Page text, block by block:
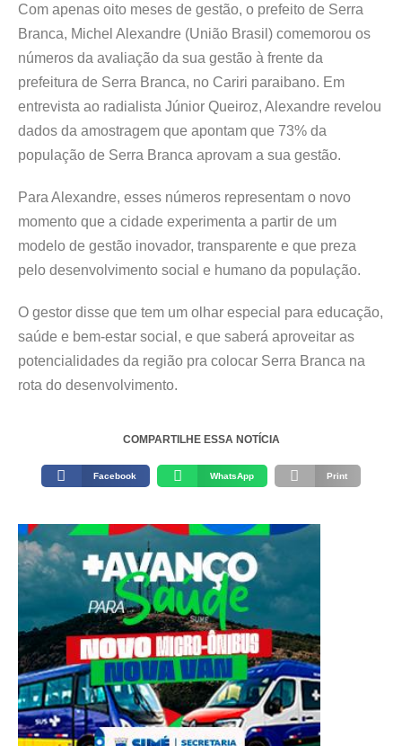
Com apenas oito meses de gestão, o prefeito de Serra
Branca, Michel Alexandre (União Brasil) comemorou os
números da avaliação da sua gestão à frente da
prefeitura de Serra Branca, no Cariri paraibano. Em
entrevista ao radialista Júnior Queiroz, Alexandre revelou
dados da amostragem que apontam que 73% da
população de Serra Branca aprovam a sua gestão.
Para Alexandre, esses números representam o novo
momento que a cidade experimenta a partir de um
modelo de gestão inovador, transparente e que preza
pelo desenvolvimento social e humano da população.
O gestor disse que tem um olhar especial para educação,
saúde e bem-estar social, e que saberá aproveitar as
potencialidades da região pra colocar Serra Branca na
rota do desenvolvimento.
COMPARTILHE ESSA NOTÍCIA
Facebook WhatsApp Print